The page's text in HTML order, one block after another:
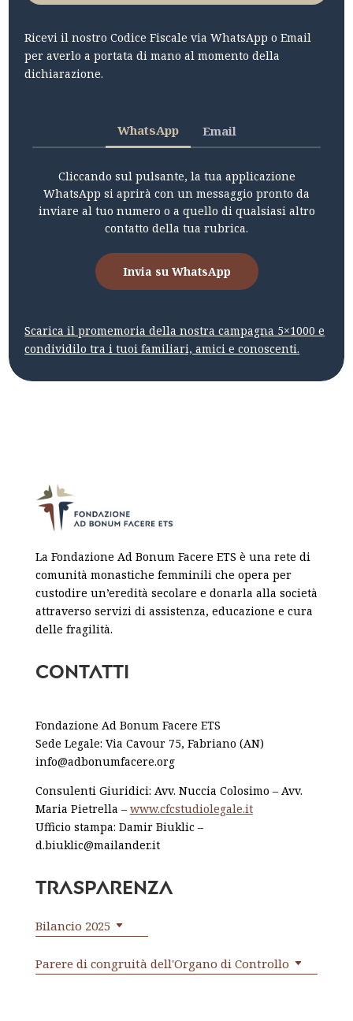
Ricevi il nostro Codice Fiscale via WhatsApp o Email
per averlo a portata di mano al momento della
dichiarazione.
WhatsApp Email
Cliccando sul pulsante, la tua applicazione
WhatsApp si aprirà con un messaggio pronto da
inviare al tuo numero o a quello di qualsiasi altro
contatto della tua rubrica.
Invia su WhatsApp
Scarica il promemoria della nostra campagna 5×1000 e
condividilo tra i tuoi familiari, amici e conoscenti.
La Fondazione Ad Bonum Facere ETS è una rete di
comunità monastiche femminili che opera per
custodire un’eredità secolare e donarla alla società
attraverso servizi di assistenza, educazione e cura
delle fragilità.
Contatti
Fondazione Ad Bonum Facere ETS
Sede Legale: Via Cavour 75, Fabriano (AN)
info@adbonumfacere.org
Consulenti Giuridici: Avv. Nuccia Colosimo – Avv.
Maria Pietrella – www.cfcstudiolegale.it
Ufficio stampa: Damir Biuklic –
d.biuklic@mailander.it
Trasparenza
Bilancio 2025
Parere di congruità dell'Organo di Controllo